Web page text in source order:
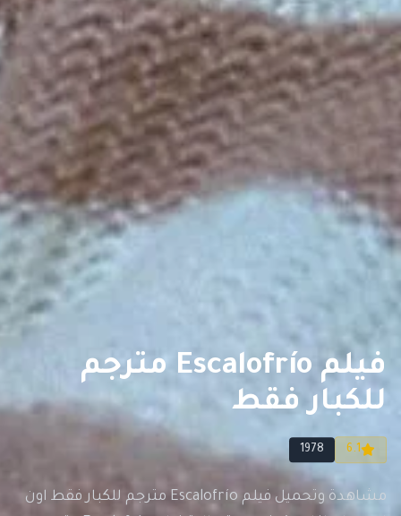
فيلم Escalofrío مترجم
للكبار فقط
6.1
1978
مشاهدة وتحميل فيلم Escalofrío مترجم للكبار فقط اون